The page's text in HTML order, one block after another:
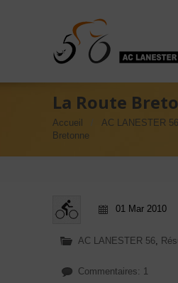
La Route
Accueil AC LANESTER 56
Bretonne
01 Mar 2010
AC LANESTER 56,
Commentaires: 1